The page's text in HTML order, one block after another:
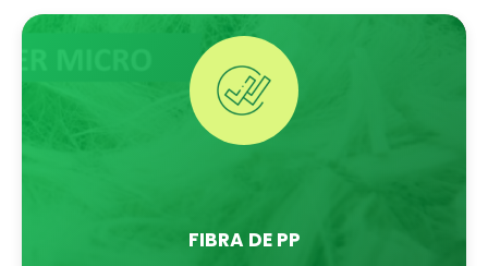
FIBRA DE PP